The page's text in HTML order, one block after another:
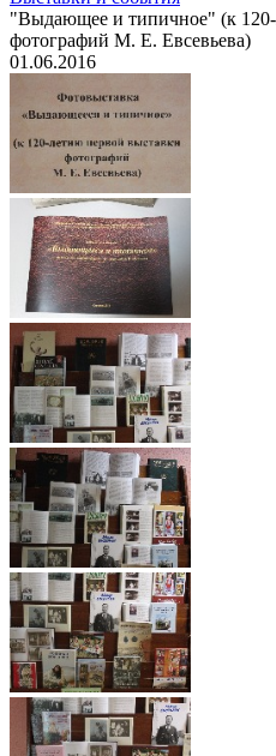
"Выдающее и типичное" (к
фотографий М. Е. Евсевьева)
01.06.2016